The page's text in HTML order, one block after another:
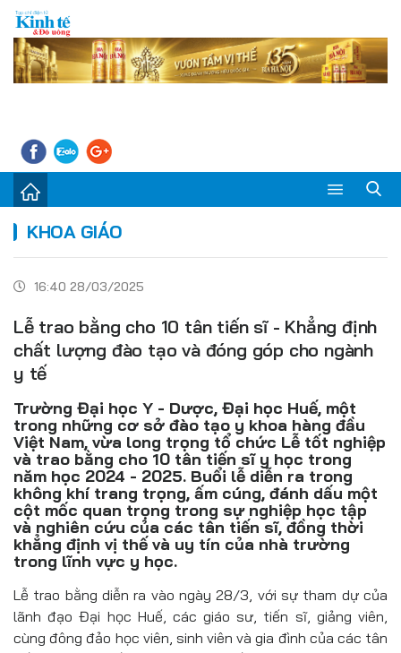
Kinh tế - Tiêu dùng
Đời sống
Thị trường
Doanh nghiệp – Doanh nhân
Đồ uống
Pháp luật
Khoa giáo
Multimedia
KHOA GIÁO
16:40 28/03/2025
Lễ trao bằng cho 10 tân tiến sĩ - Khẳng định
chất lượng đào tạo và đóng góp cho ngành
y tế
Trường Đại học Y - Dược, Đại học Huế, một
trong những cơ sở đào tạo y khoa hàng đầu
Việt Nam, vừa long trọng tổ chức Lễ tốt nghiệp
và trao bằng cho 10 tân tiến sĩ y học trong
năm học 2024 - 2025. Buổi lễ diễn ra trong
không khí trang trọng, ấm cúng, đánh dấu một
cột mốc quan trọng trong sự nghiệp học tập
và nghiên cứu của các tân tiến sĩ, đồng thời
khẳng định vị thế và uy tín của nhà trường
trong lĩnh vực y học.
Lễ trao bằng diễn ra vào ngày 28/3, với sự tham dự của
lãnh đạo Đại học Huế, các giáo sư, tiến sĩ, giảng viên,
cùng đông đảo học viên, sinh viên và gia đình của các tân